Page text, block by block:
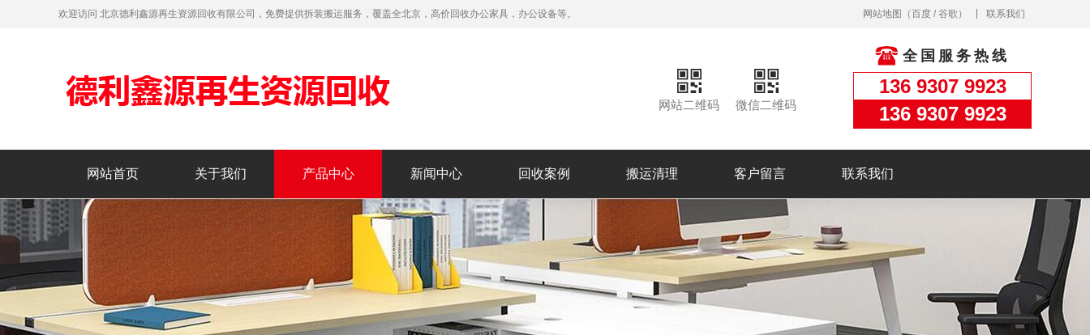
欢迎访问 北京德利鑫源再生资源回收有限公司，免费提供拆装搬运服务，覆盖全北京，高价回收办公家具，办公设备等。 网站地图 （百度 /谷歌 ） 联系我们
全国服务热线
136 9307 9923
136 9307 9923
网站二维码 微信二维码
网站首页 关于我们 产品中心 新闻中心 回收案例 搬运清理 客户留言 联系我们